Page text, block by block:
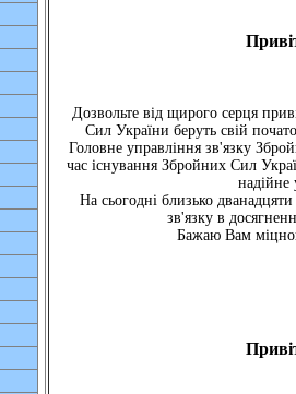
Дозвольте від щирого серця
Сил України беруть свій
Головне управління зв'язку
час існування Збройних Сил
надійне
На сьогодні близько
зв'язку в
Бажаю Вам